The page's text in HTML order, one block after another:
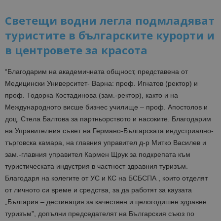
Светещи водни легла подмладяват
туристите в българските курорти и
в центровете за красота
“Благодарим на академичната общност, представена от
Медицински Университет- Варна: проф. Игнатов (ректор) и
проф. Тодорка Костадинова (зам.-ректор), както и на
Международното висше бизнес училище – проф. Апостолов и
доц. Стела Балтова за партньорството и насоките. Благодарим
на Управителния съвет на Германо-Българската индустриално-
търговска камара, на главния управител д-р Митко Василев и
зам.-главния управител Кармен Щрук за подкрепата към
туристическата индустрия в частност здравния туризъм.
Благодаря на колегите от УС и КС на БСБСПА , които отделят
от личното си време и средства, за да работят за каузата
„България – дестинация за качествен и целогодишен здравен
туризъм”, допълни председателят на Българския съюз по